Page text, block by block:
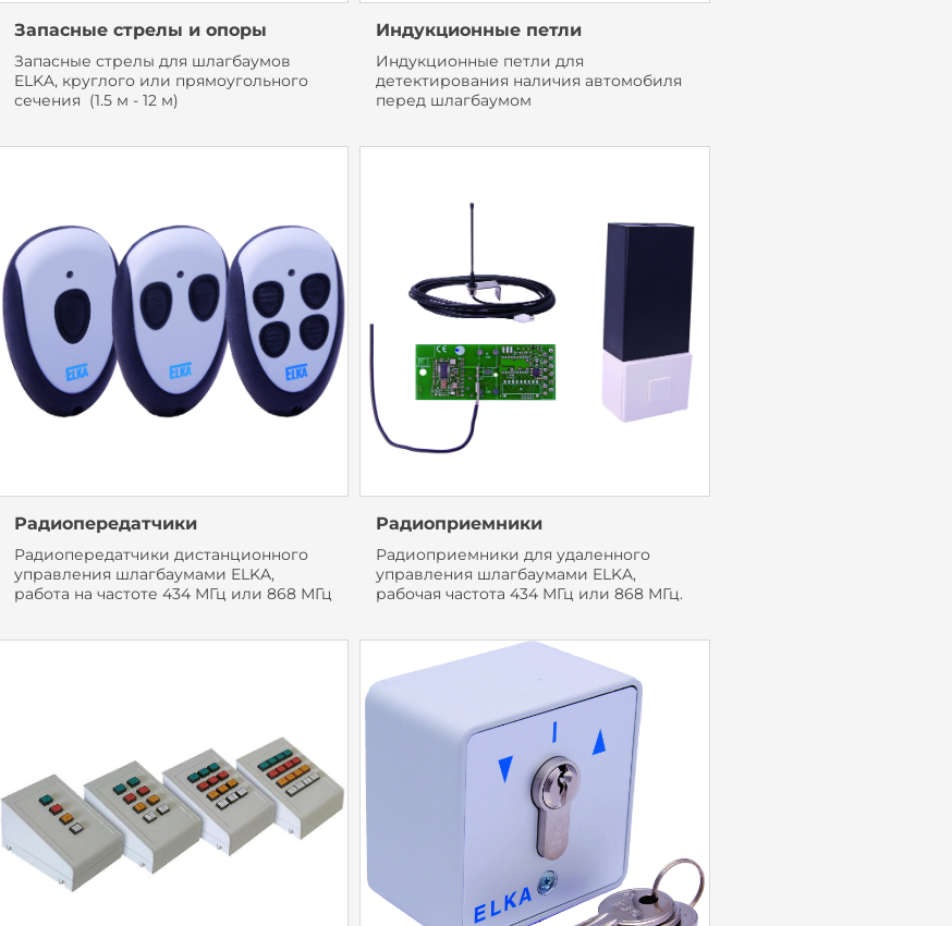
Запасные стрелы и опоры
Запасные стрелы для шлагбаумов
ELKA, круглого или прямоугольного
сечения (1.5 м - 12 м)
Индукционные петли
Индукционные петли для
детектирования наличия автомобиля
перед шлагбаумом
Радиопередатчики
Радиопередатчики дистанционного
управления шлагбаумами ELKA,
работа на частоте 434 МГц или 868 МГц
Радиоприемники
Радиоприемники для удаленного
управления шлагбаумами ELKA,
рабочая частота 434 МГц или 868 МГц.